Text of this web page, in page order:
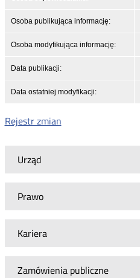
Urząd
Prawo
Kariera
Zamówienia publiczne
Osoba publikująca informację:
Osoba modyfikująca informację:
Data publikacji:
Data ostatniej modyfikacji:
Rejestr zmian